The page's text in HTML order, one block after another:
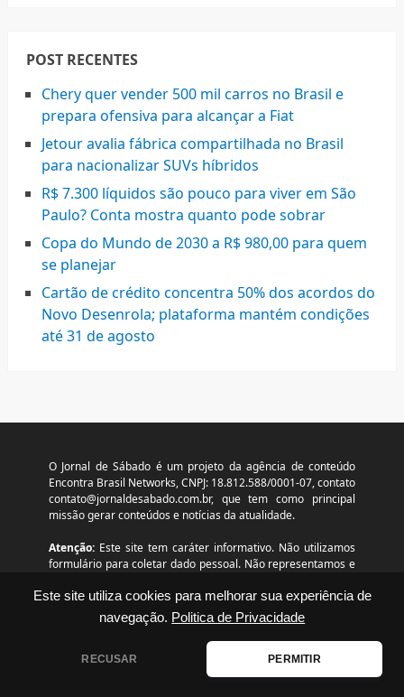
Este site utiliza cookies para melhorar sua experiência de
navegação. Politica de Privacidade
RECUSAR PERMITIR
POST RECENTES
Chery quer vender 500 mil carros no Brasil e
prepara ofensiva para alcançar a Fiat
Jetour avalia fábrica compartilhada no Brasil
para nacionalizar SUVs híbridos
R$ 7.300 líquidos são pouco para viver em São
Paulo? Conta mostra quanto pode sobrar
Copa do Mundo de 2030 a R$ 980,00 para quem
se planejar
Cartão de crédito concentra 50% dos acordos do
Novo Desenrola; plataforma mantém condições
até 31 de agosto
O Jornal de Sábado é um projeto da agência de conteúdo
Encontra Brasil Networks, CNPJ: 18.812.588/0001-07, contato
contato@jornaldesabado.com.br, que tem como principal
missão gerar conteúdos e notícias da atualidade.
Atenção:Este site tem caráter informativo. Não utilizamos
formulário para coletar dado pessoal. Não representamos e
citado no conteúdo deste site. © 2026
www.jornaldesabado.com.br – Todos os direitos reservados.
Disclaimer|Contato Termos de Uso|Política de